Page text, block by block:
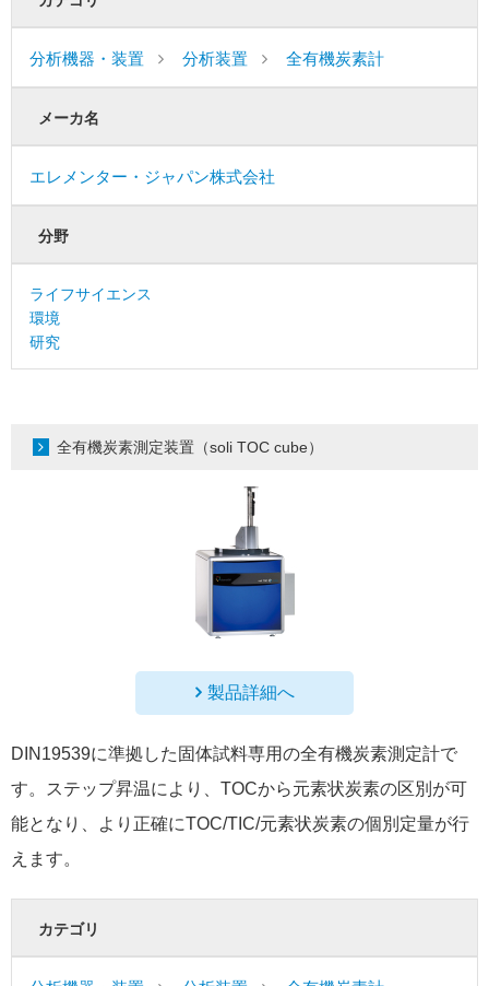
分析機器・装置 分析装置 全有機炭素計
メーカ名
エレメンター・ジャパン株式会社
分野
ライフサイエンス
環境
研究
全有機炭素測定装置（soli TOC cube）
製品詳細へ
DIN19539に準拠した固体試料専用の全有機炭素測定計で
す。ステップ昇温により、TOCから元素状炭素の区別が可
能となり、より正確にTOC/TIC/元素状炭素の個別定量が行
えます。
カテゴリ